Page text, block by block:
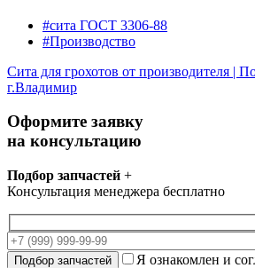
#сита ГОСТ 3306-88
#Производство
Сита для грохотов от производителя |
г.Владимир
Оформите заявку
на консультацию
Подбор запчастей +
Консультация менеджера бесплатно
Я ознакомлен и